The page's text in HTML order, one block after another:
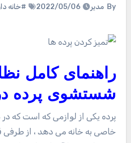
By مدیر 2022/05/06 #خانه
راهنمای کامل
شستشوی پرده
پرده یکی از لوازمی که است که در دکوراسیون زیبایی
خاصی به خانه می دهد ، از طرفی